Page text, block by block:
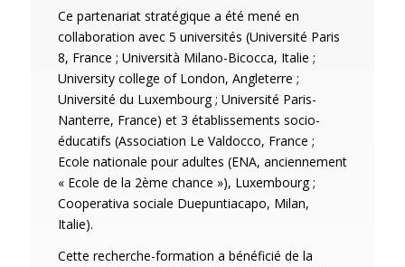
Ce partenariat stratégique a été mené en
collaboration avec 5 universités (Université Paris
8, France ; Università Milano-Bicocca, Italie ;
University college of London, Angleterre ;
Université du Luxembourg ; Université Paris-
Nanterre, France) et 3 établissements socio-
éducatifs (Association Le Valdocco, France ;
Ecole nationale pour adultes (ENA, anciennement
« Ecole de la 2ème chance »), Luxembourg ;
Cooperativa sociale Duepuntiacapo, Milan,
Italie).
Cette recherche-formation a bénéficié de la